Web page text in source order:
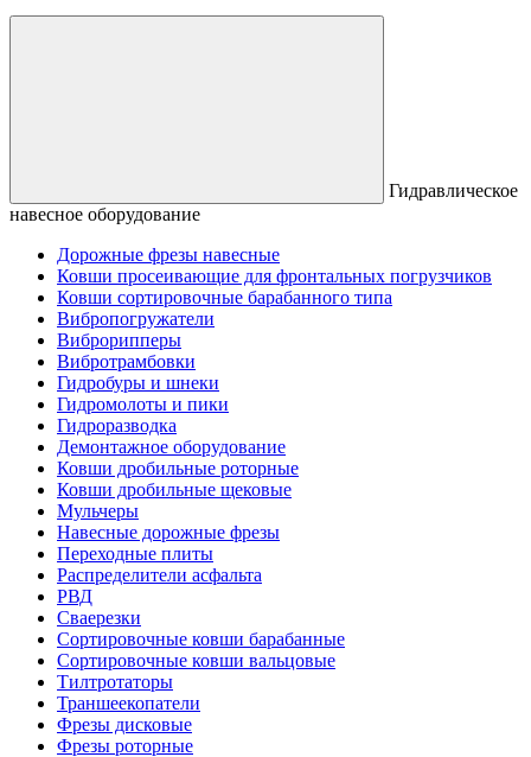
Гидравлическое
навесное оборудование
Дорожные фрезы навесные
Ковши просеивающие для фронтальных погрузчиков
Ковши сортировочные барабанного типа
Вибропогружатели
Виброрипперы
Вибротрамбовки
Гидробуры и шнеки
Гидромолоты и пики
Гидроразводка
Демонтажное оборудование
Ковши дробильные роторные
Ковши дробильные щековые
Мульчеры
Навесные дорожные фрезы
Переходные плиты
Распределители асфальта
РВД
Сваерезки
Сортировочные ковши барабанные
Сортировочные ковши вальцовые
Тилтротаторы
Траншеекопатели
Фрезы дисковые
Фрезы роторные